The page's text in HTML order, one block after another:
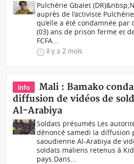
Pulchérie Gbalet
auprès de l’activiste
qu’elle a été condamnée par
(03) ans de prison ferme et
FCFA...
il y a 2 mois
Info
Mali : Bamako
diffusion de vidéos de
Al-Arabiya
Soldats présumés Les
dénoncé samedi la diffusion
saoudienne Al-Arabiya de
soldats maliens retenus à
pays.Dans...